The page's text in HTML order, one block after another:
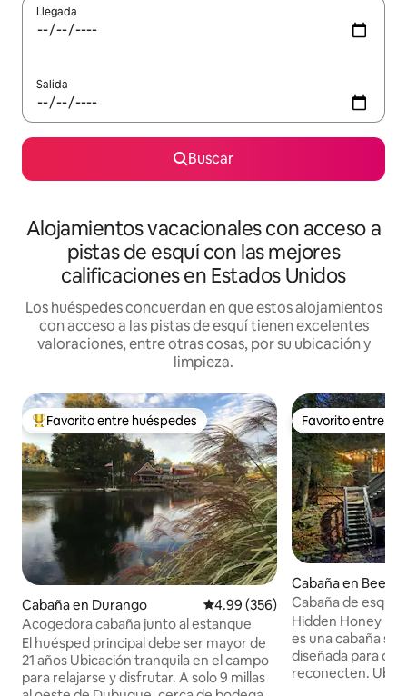
Llegada
Salida
Buscar
Alojamientos vacacionales con acceso a
pistas de esquí con las mejores
calificaciones en Estados Unidos
Los huéspedes concuerdan en que estos alojamientos
con acceso a las pistas de esquí tienen excelentes
valoraciones, entre otras cosas, por su ubicación y
limpieza.
Favorito entre huéspedes preferido
Favorito entre huéspedes
Cabaña en Durango Calificación promedio: 4.99 de
4.99 (356)
Acogedora cabaña junto al estanque
El huésped principal debe ser mayor de
21 años Ubicación tranquila en el campo
para relajarse y disfrutar. A solo 9 millas
Favorito entre
Favorito entre
Cabaña en
Cabaña de esquí
BDSM Themed
Hidden Honey
es una cabaña
diseñada para
reconecten.